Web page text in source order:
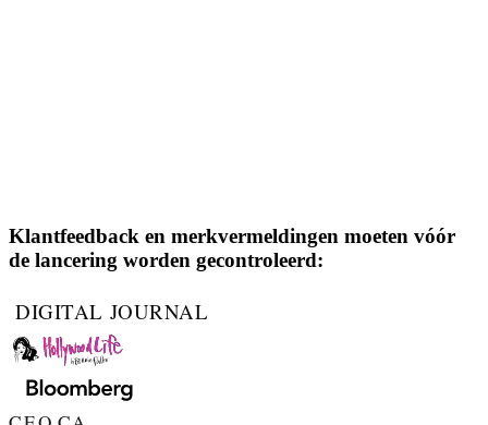
Klantfeedback en merkvermeldingen moeten vóór
de lancering worden gecontroleerd: